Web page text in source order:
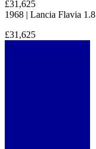
£31,625
1968 | Lancia Flavia
£31,625